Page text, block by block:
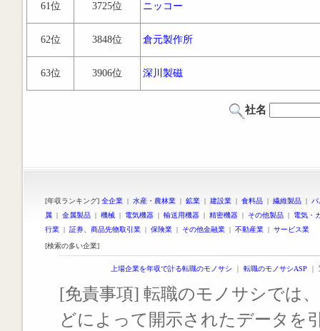
61位 3725位 ニッコー
62位 3848位 倉元製作所
63位 3906位 深川製磁
社名
[年収ランキング] 全企業 | 水産・農林業 | 鉱業 | 建設業 | 食料品 | 繊維製品 |
属 | 金属製品 | 機械 | 電気機器 | 輸送用機器 | 精密機器 | その他製品 | 電気・
行業 | 証券、商品先物取引業 | 保険業 | その他金融業 | 不動産業 | サービス業
[検索の多い企業]
上場企業を年収で計る転職のモノサシ ｜ 転職のモノサシASP ｜
[免責事項] 転職のモノサシでは
どによって開示されたデータを